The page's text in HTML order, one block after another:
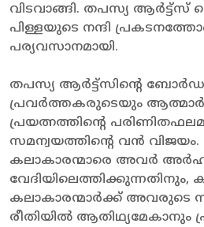
വിടവാങ്ങി. തപസ്യ ആർട്ട്സ്
പിള്ളയുടെ നന്ദി
പര്യവസാനമായി.
തപസ്യ ആർട്ട്സിന്റെ
പ്രവർത്തകരുടെയും
പ്രയത്നത്തിന്റെ
സമന്വയത്തിന്റെ വൻ
കലാകാരന്മാരെ അവർ
വേദിയിലെത്തിക്കുന്നതിനും,
കലാകാരന്മാർക്ക് അവരുടെ
രീതിയിൽ ആതിഥ്യമേകാനും